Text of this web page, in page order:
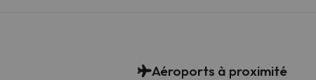
Aéroports à proximité